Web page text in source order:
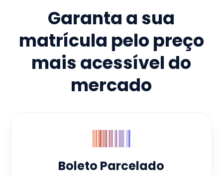
Garanta a sua
matrícula pelo preço
mais acessível do
mercado
Boleto Parcelado